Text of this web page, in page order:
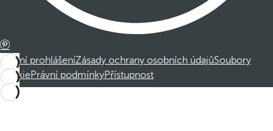
Právní prohlášeníZásady ochrany osobních údajůSoubory
cookiePrávní podmínkyPřístupnost